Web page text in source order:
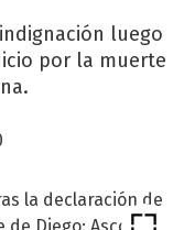
luego
por la muerte